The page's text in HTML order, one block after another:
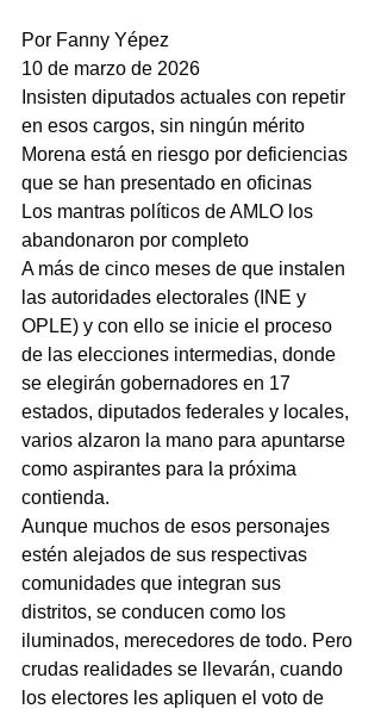
Por Fanny Yépez
10 de marzo de 2026
Insisten diputados actuales con repetir
en esos cargos, sin ningún mérito
Morena está en riesgo por deficiencias
que se han presentado en oficinas
Los mantras políticos de AMLO los
abandonaron por completo
A más de cinco meses de que instalen
las autoridades electorales (INE y
OPLE) y con ello se inicie el proceso
de las elecciones intermedias, donde
se elegirán gobernadores en 17
estados, diputados federales y locales,
varios alzaron la mano para apuntarse
como aspirantes para la próxima
contienda.
Aunque muchos de esos personajes
estén alejados de sus respectivas
comunidades que integran sus
distritos, se conducen como los
iluminados, merecedores de todo. Pero
crudas realidades se llevarán, cuando
los electores les apliquen el voto de